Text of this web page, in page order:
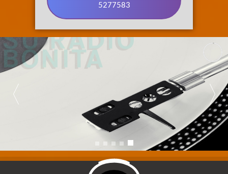
5277583
89.3 FM
SU RADIO
BONITA